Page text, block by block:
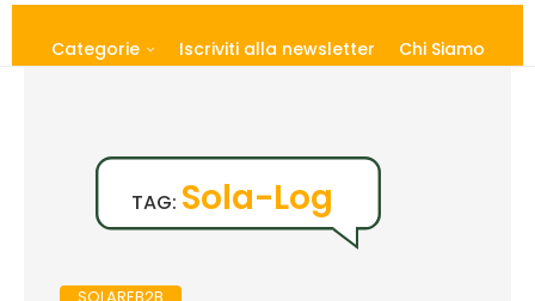
Categorie Iscriviti alla newsletter Chi Siamo
TAG: Sola-Log
SOLAREB2B